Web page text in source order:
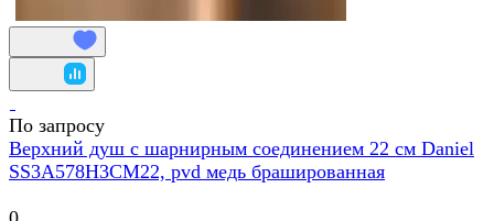
По запросу
Верхний душ с шарнирным соединением 22 см Daniel
SS3A578H3CM22, pvd медь брашированная